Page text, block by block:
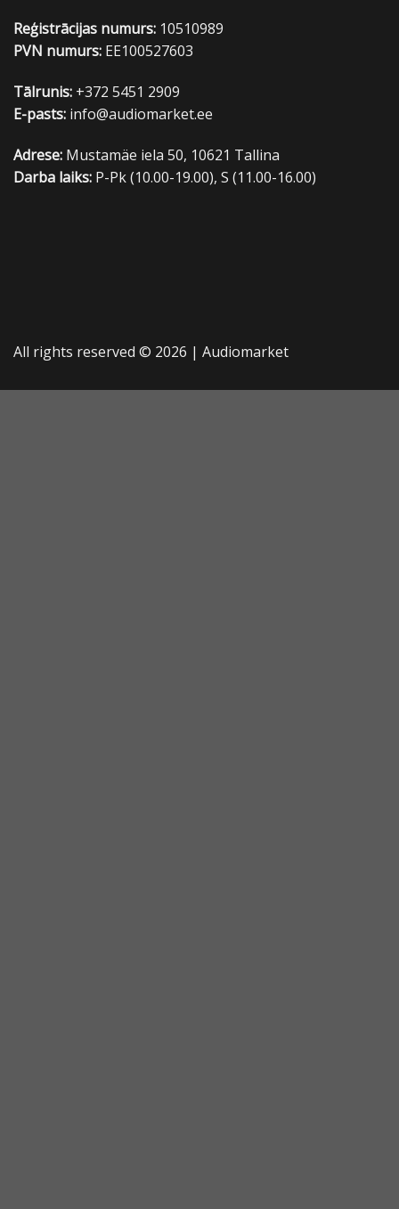
Reģistrācijas numurs: 10510989
PVN numurs: EE100527603
Tālrunis: +372 5451 2909
E-pasts: info@audiomarket.ee
Adrese: Mustamäe iela 50, 10621 Tallina
Darba laiks: P-Pk (10.00-19.00), S (11.00-16.00)
All rights reserved © 2026 | Audiomarket